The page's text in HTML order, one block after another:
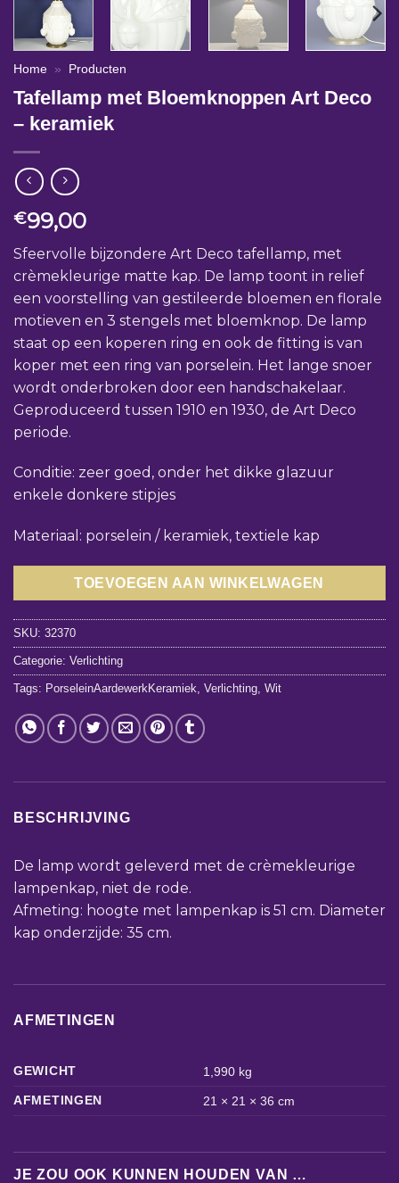
Home » Producten
Tafellamp met Bloemknoppen Art Deco
– keramiek
€99,00
Sfeervolle bijzondere Art Deco tafellamp, met
crèmekleurige matte kap. De lamp toont in relief
een voorstelling van gestileerde bloemen en florale
motieven en 3 stengels met bloemknop. De lamp
staat op een koperen ring en ook de fitting is van
koper met een ring van porselein. Het lange snoer
wordt onderbroken door een handschakelaar.
Geproduceerd tussen 1910 en 1930, de Art Deco
periode.
Conditie: zeer goed, onder het dikke glazuur
enkele donkere stipjes
Materiaal: porselein / keramiek, textiele kap
TOEVOEGEN AAN WINKELWAGEN
SKU: 32370
Categorie: Verlichting
Tags: PorseleinAardewerkKeramiek Verlichting Wit
BESCHRIJVING
De lamp wordt geleverd met de crèmekleurige
lampenkap, niet de rode.
Afmeting: hoogte met lampenkap is 51 cm. Diameter
kap onderzijde: 35 cm.
AFMETINGEN
GEWICHT
1,990 kg
AFMETINGEN
21 × 21 × 36 cm
JE ZOU OOK KUNNEN HOUDEN VAN …